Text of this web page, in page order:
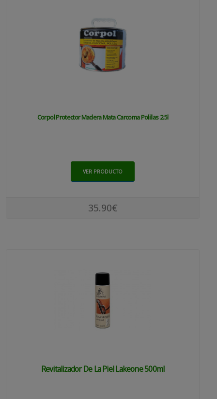
Corpol Protector Madera Mata Carcoma Polillas 2.5l
VER PRODUCTO
35.90€
Revitalizador De La Piel Lakeone 500ml